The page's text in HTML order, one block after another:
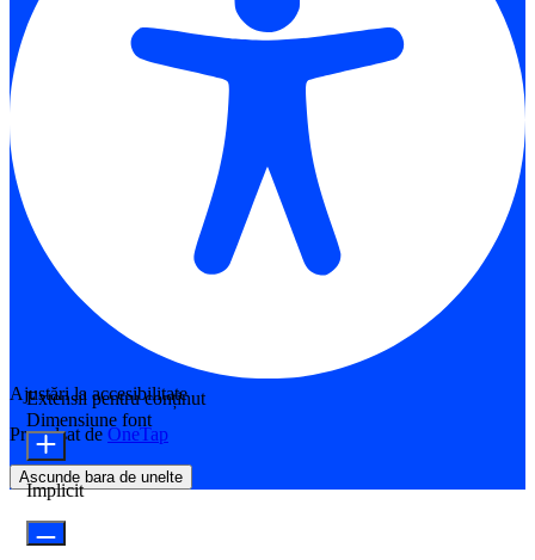
Ajustări la accesibilitate
Propulsat de OneTap
Ascunde bara de unelte
Extensii pentru conținut
Dimensiune font
Implicit